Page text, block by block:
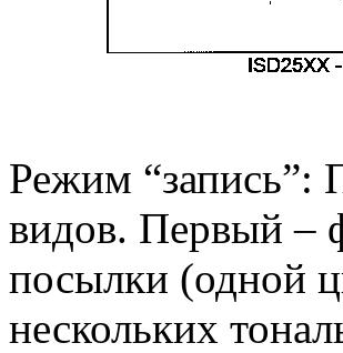
Режим “запись”:
видов. Первый –
посылки (одной
нескольких